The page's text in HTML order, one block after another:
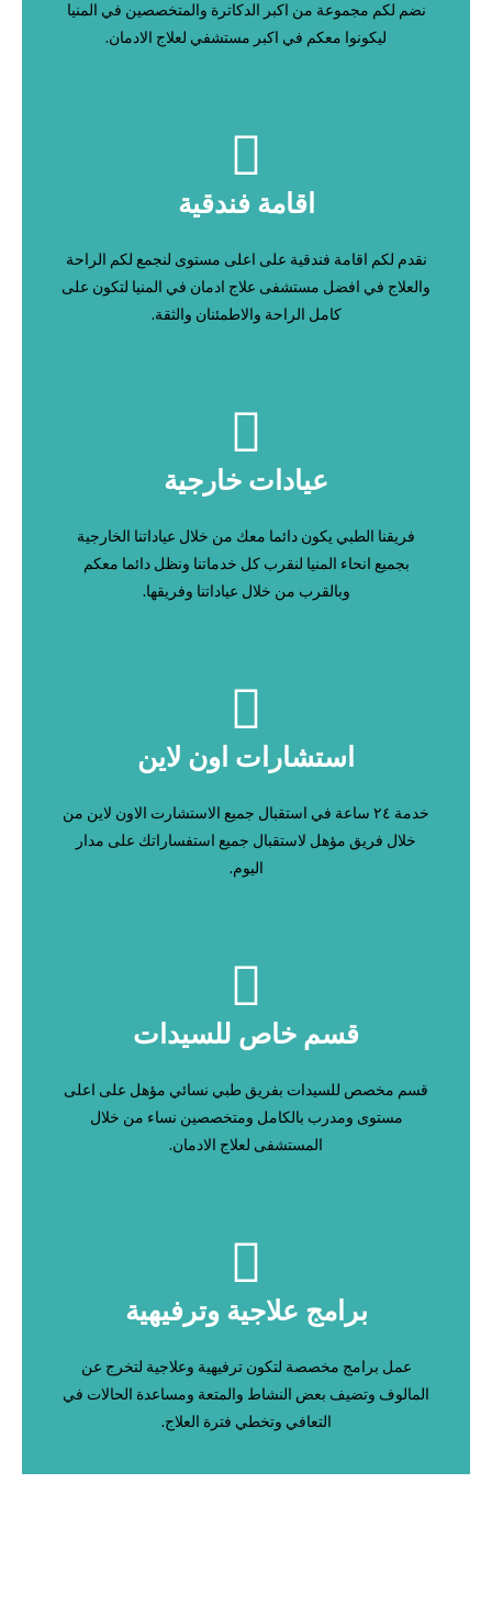
نضم لكم مجموعة من اكبر الدكاترة والمتخصصين في المنيا
ليكونوا معكم في اكبر مستشفي لعلاج الادمان.
اقامة فندقية
نقدم لكم اقامة فندقية على اعلى مستوى لنجمع لكم الراحة
والعلاج في افضل مستشفى علاج ادمان في المنيا لتكون على
كامل الراحة والاطمئنان والثقة.
عيادات خارجية
فريقنا الطبي يكون دائما معك من خلال عياداتنا الخارجية
بجميع انحاء المنيا لنقرب كل خدماتنا ونظل دائما معكم
وبالقرب من خلال عياداتنا وفريقها.
استشارات اون لاين
خدمة ٢٤ ساعة في استقبال جميع الاستشارت الاون لاين من
خلال فريق مؤهل لاستقبال جميع استفساراتك على مدار
اليوم.
قسم خاص للسيدات
قسم مخصص للسيدات بفريق طبي نسائي مؤهل على اعلى
مستوى ومدرب بالكامل ومتخصصين نساء من خلال
المستشفى لعلاج الادمان.
برامج علاجية وترفيهية
عمل برامج مخصصة لتكون ترفيهية وعلاجية لتخرج عن
المالوف وتضيف بعض النشاط والمتعة ومساعدة الحالات في
التعافي وتخطي فترة العلاج.